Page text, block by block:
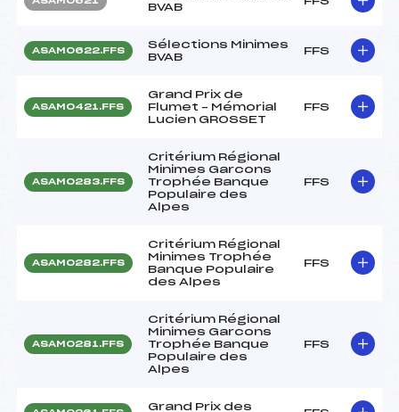
BVAB
ASAM0622.FFS
Sélections Minimes
BVAB
FFS
ASAM0421.FFS
Grand Prix de
Flumet – Mémorial
Lucien GROSSET
FFS
ASAM0283.FFS
Critérium Régional
Minimes Garcons
Trophée Banque
Populaire des
Alpes
FFS
ASAM0282.FFS
Critérium Régional
Minimes Trophée
Banque Populaire
des Alpes
FFS
ASAM0281.FFS
Critérium Régional
Minimes Garcons
Trophée Banque
Populaire des
Alpes
FFS
Grand Prix des